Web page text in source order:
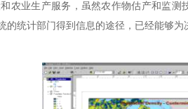
农业生产服务，虽然农作物估产和监
的统计部门得到信息的途径，已经能够为